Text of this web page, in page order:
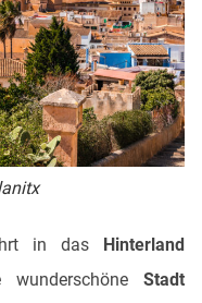
in das
Hinterland
Stadt